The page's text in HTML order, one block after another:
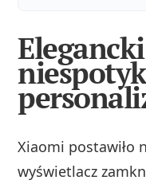
Xiaomi postawiło
wyświetlacz